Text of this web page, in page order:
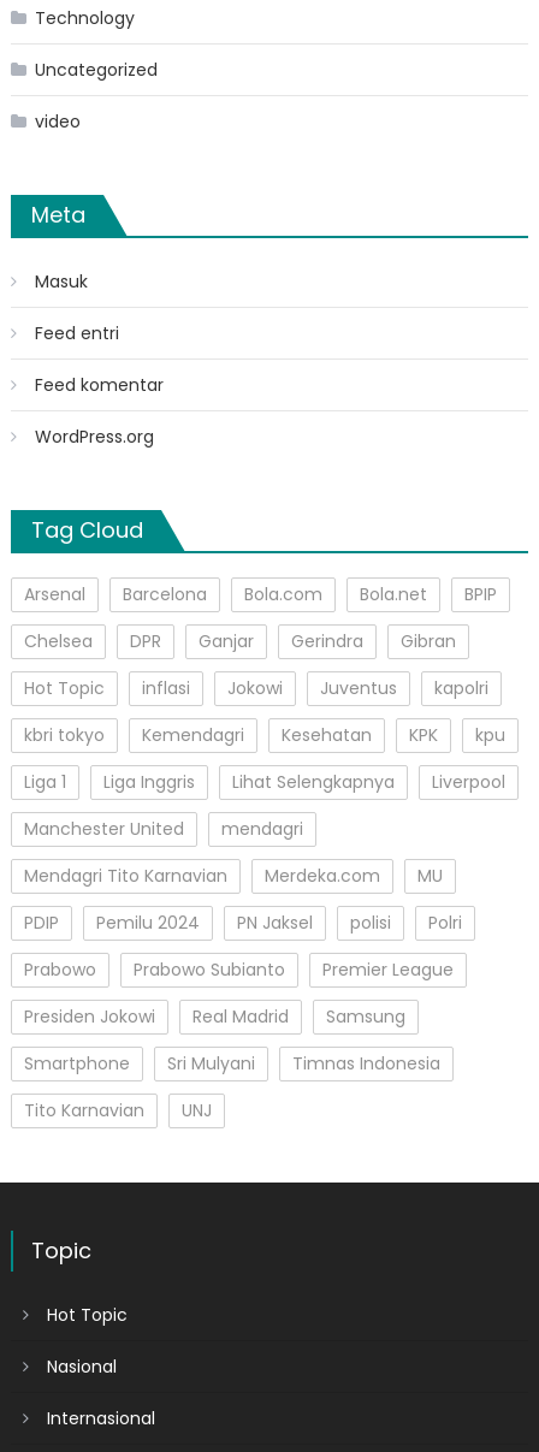
Technology
Uncategorized
video
Meta
Masuk
Feed entri
Feed komentar
WordPress.org
Tag Cloud
Arsenal Barcelona Bola.com Bola.net
BPIP
Chelsea
DPR Ganjar Gerindra
Gibran
Hot Topic
inflasi Jokowi Juventus
kapolri
kbri tokyo
Kemendagri Kesehatan KPK
kpu
Liga 1
Liga Inggris Lihat Selengkapnya
Liverpool
Manchester United
mendagri
Mendagri Tito Karnavian
Merdeka.com
MU
PDIP
Pemilu 2024 PN Jaksel polisi
Polri
Prabowo
Prabowo Subianto
Premier League
Presiden Jokowi
Real Madrid
Samsung
Smartphone
Sri Mulyani
Timnas Indonesia
Tito Karnavian
UNJ
Topic
Hot Topic
Nasional
Internasional